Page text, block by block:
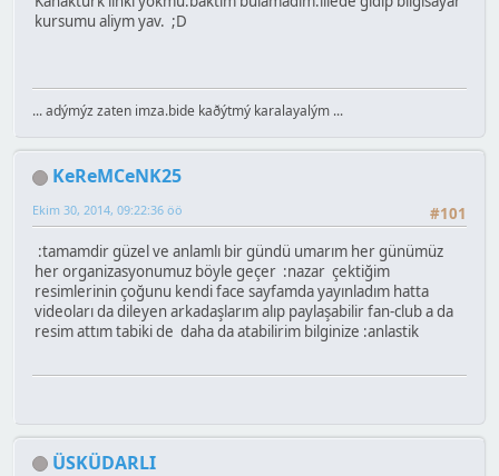
kursumu aliym yav. ;D
... adýmýz zaten imza.bide kaðýtmý karalayalým ...
KeReMCeNK25
#101
Ekim 30, 2014, 09:22:36 öö
:tamamdir güzel ve anlamlı bir gündü umarım her günümüz
her organizasyonumuz böyle geçer :nazar çektiğim
resimlerinin çoğunu kendi face sayfamda yayınladım hatta
videoları da dileyen arkadaşlarım alıp paylaşabilir fan-club a da
resim attım tabiki de daha da atabilirim bilginize :anlastik
ÜSKÜDARLI